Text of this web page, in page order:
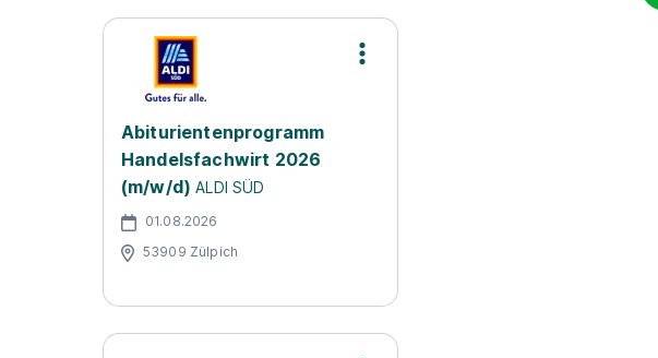
Abiturientenprogramm
Handelsfachwirt 2026
(m/w/d) ALDI SÜD
01.08.2026
53909 Zülpich